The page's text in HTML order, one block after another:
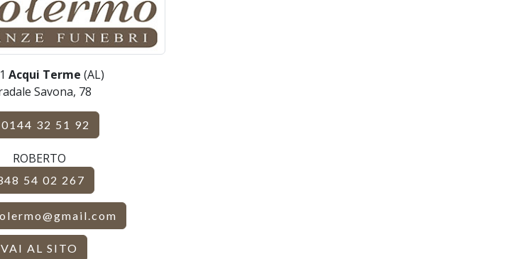
Acqui Terme (AL)
Savona, 78
0144 32 51 92
ROBERTO
54 02 267
VAI AL SITO